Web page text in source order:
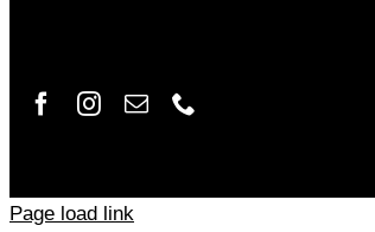
Page load link